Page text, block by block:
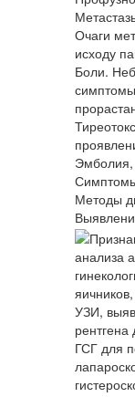
Очаги
исходу
Боли.
Эмболия,
Методы
анализа
УЗИ,
ГСГ для